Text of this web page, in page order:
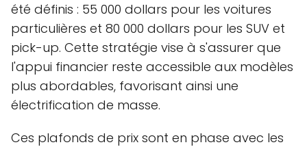
été définis : 55 000 dollars pour les voitures
particulières et 80 000 dollars pour les SUV et
pick-up. Cette stratégie vise à s'assurer que
l'appui financier reste accessible aux modèles
plus abordables, favorisant ainsi une
électrification de masse.
Ces plafonds de prix sont en phase avec les